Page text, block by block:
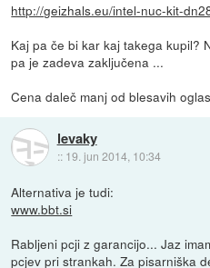
http://geizhals.eu/intel-nuc-kit-
Kaj pa če bi kar kaj takega kupil?
pa je zadeva zaključena ...
Cena daleč manj od blesavih
levaky
:: 19. jun 2014, 10:34
Alternativa je tudi:
www.bbt.si
Rabljeni pcji z garancijo... Jaz
pcjev pri strankah. Za pisarniška